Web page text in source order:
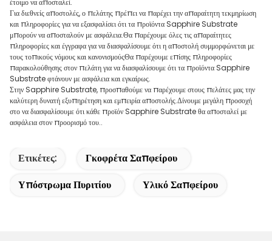
έτοιμο να αποσταλεί.
Για διεθνείς αποστολές, ο πελάτης πρέπει να παρέχει την απαραίτητη τεκμηρίωση
και πληροφορίες για να εξασφαλίσει ότι τα προϊόντα Sapphire Substrate
μπορούν να αποσταλούν με ασφάλεια.Θα παρέχουμε όλες τις απαραίτητες
πληροφορίες και έγγραφα για να διασφαλίσουμε ότι η αποστολή συμμορφώνεται με
τους τοπικούς νόμους και κανονισμούςΘα παρέχουμε επίσης πληροφορίες
παρακολούθησης στον πελάτη για να διασφαλίσουμε ότι τα προϊόντα Sapphire
Substrate φτάνουν με ασφάλεια και εγκαίρως.
Στην Sapphire Substrate, προσπαθούμε να παρέχουμε στους πελάτες μας την
καλύτερη δυνατή εξυπηρέτηση και εμπειρία αποστολής.Δίνουμε μεγάλη προσοχή
στο να διασφαλίσουμε ότι κάθε προϊόν Sapphire Substrate θα αποσταλεί με
ασφάλεια στον προορισμό του..
Ετικέτες:
Γκοφρέτα Σαπφείρου
Υπόστρωμα Πυριτίου
Υλικό Σαπφείρου